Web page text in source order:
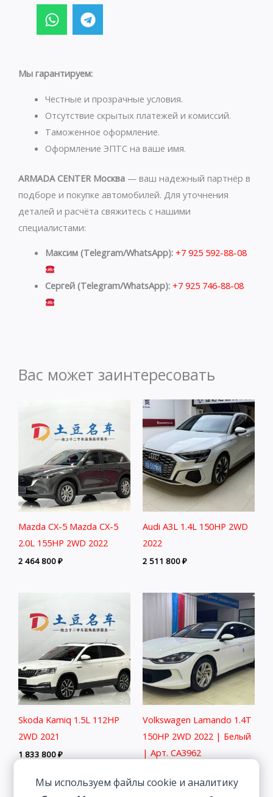
W
h
a
s
p
p
T
e
l
g
a
m
Мы гарантируем:
Честные и прозрачные условия.
Отсутствие скрытых платежей и комиссий.
Таможенное оформление.
Оформление ЭПТС на ваше имя.
ARMADA CENTER Москва — ваш надежный партнёр в
подборе и покупке автомобилей. Для уточнения
деталей и расчёта свяжитесь с нашими
специалистами:
Максим (Telegram/WhatsApp): +7 925 592-88-08
Сергей (Telegram/WhatsApp): +7 925 746-88-08
Вас может заинтересовать
Mazda CX-5 Mazda CX-5
2.0L 155HP 2WD 2022
2 464 800₽
Audi A3L 1.4L 150HP 2WD
2022
2 511 800₽
Skoda Kamiq 1.5L 112HP
2WD 2021
1 833 800₽
Volkswagen Lamando 1.4T
150HP 2WD 2022 | Белый
| Арт. CA3962
Мы используем файлы cookie и аналитику